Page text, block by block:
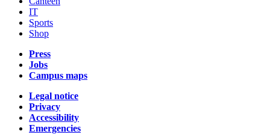
IT
Sports
Shop
Press
Jobs
Campus maps
Legal notice
Privacy
Accessibility
Emergencies